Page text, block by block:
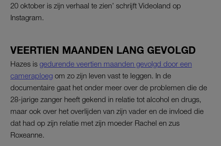
20 oktober is zijn verhaal te zien’ schrijft Videoland op
Instagram.
VEERTIEN MAANDEN LANG GEVOLGD
Hazes is gedurende veertien maanden gevolgd door een
cameraploeg om zo zijn leven vast te leggen. In de
documentaire gaat het onder meer over de problemen die de
28-jarige zanger heeft gekend in relatie tot alcohol en drugs,
maar ook over het overlijden van zijn vader en de invloed die
dat had op zijn relatie met zijn moeder Rachel en zus
Roxeanne.